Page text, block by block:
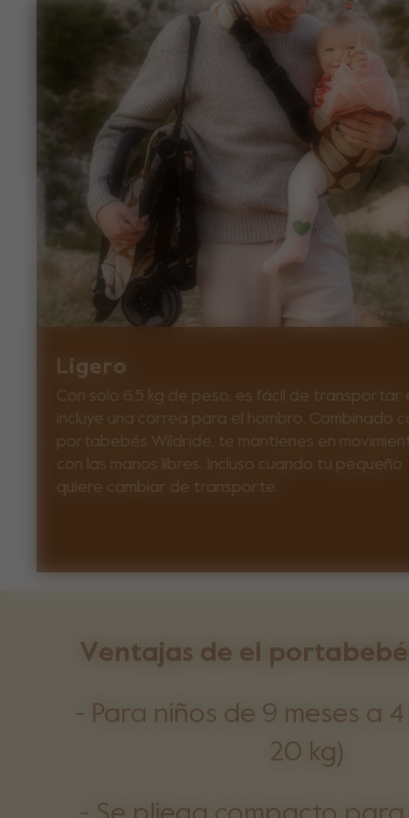
Ligero
Con solo 6,5 kg de peso, es fácil de transportar
incluye una correa para el hombro. Combinado
portabebés Wildride, te mantienes en
con las manos libres. Incluso cuando tu pequeño
quiere cambiar de transporte.
Ventajas de el
- Para niños de 9 meses a
20 kg)